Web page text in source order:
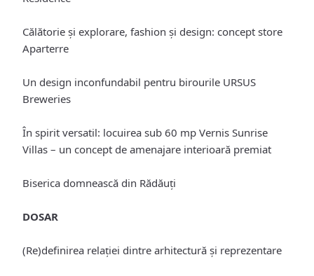
Călătorie și explorare, fashion și design: concept store
Aparterre
Un design inconfundabil pentru birourile URSUS
Breweries
În spirit versatil: locuirea sub 60 mp Vernis Sunrise
Villas – un concept de amenajare interioară premiat
Biserica domnească din Rădăuți
DOSAR
(Re)definirea relaţiei dintre arhitectură și reprezentare